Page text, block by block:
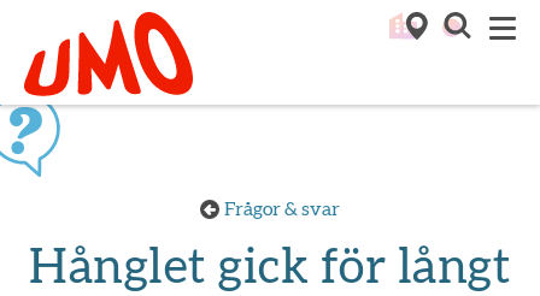
Till startsidan för Umo
Frågor & svar
Hånglet gick för långt